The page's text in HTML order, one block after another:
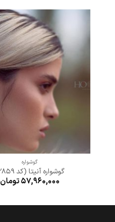
گوشواره
گوشواره آنیتا (کد 2859)
57,960,000تومان